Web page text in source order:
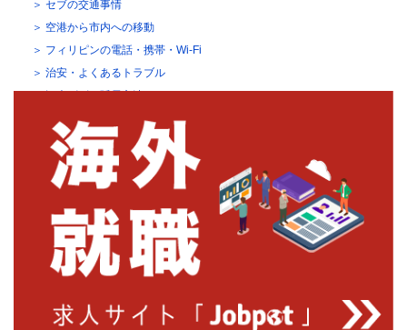
セブの交通事情
空港から市内への移動
フィリピンの電話・携帯・Wi-Fi
治安・よくあるトラブル